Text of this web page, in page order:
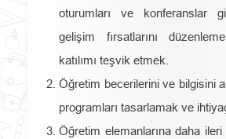
oturumları ve konferanslar
gelişim fırsatlarını
katılımı teşvik etmek.
Öğretim becerilerini ve bilgisini
programları tasarlamak ve
Öğretim elemanlarına daha